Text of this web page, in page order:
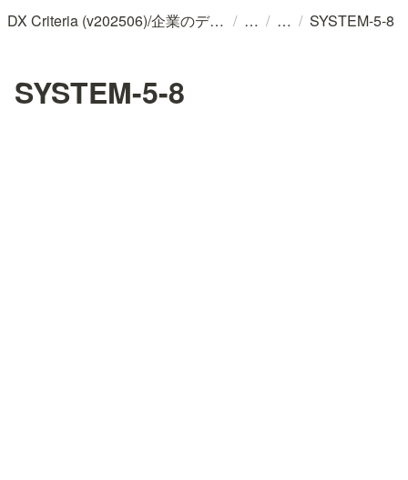
DX Criteria (v202506)/企業のデジタル化とソフトウェア活用のためのガイドライン / / / SYSTEM-5-8
SYSTEM-5-8